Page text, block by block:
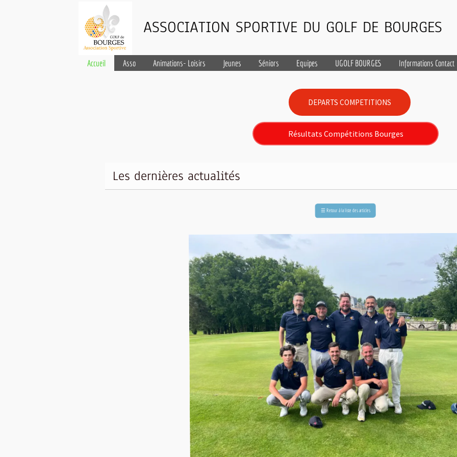
ASSOCIATION SPORTIVE DU GOLF DE BOURGES
Accueil Asso Animations- Loisirs Jeunes Séniors Equipes UGOLF BOURGES Informations Contact
DEPARTS COMPETITIONS
Résultats Compétitions Bourges
Les dernières actualités
☰ Retour à la liste des articles